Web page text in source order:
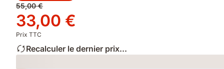
Prix
d'origine
55,00 €
55,00 €
Prix
33,00 €
33,00 €
Prix TTC
Recalculer le dernier prix...